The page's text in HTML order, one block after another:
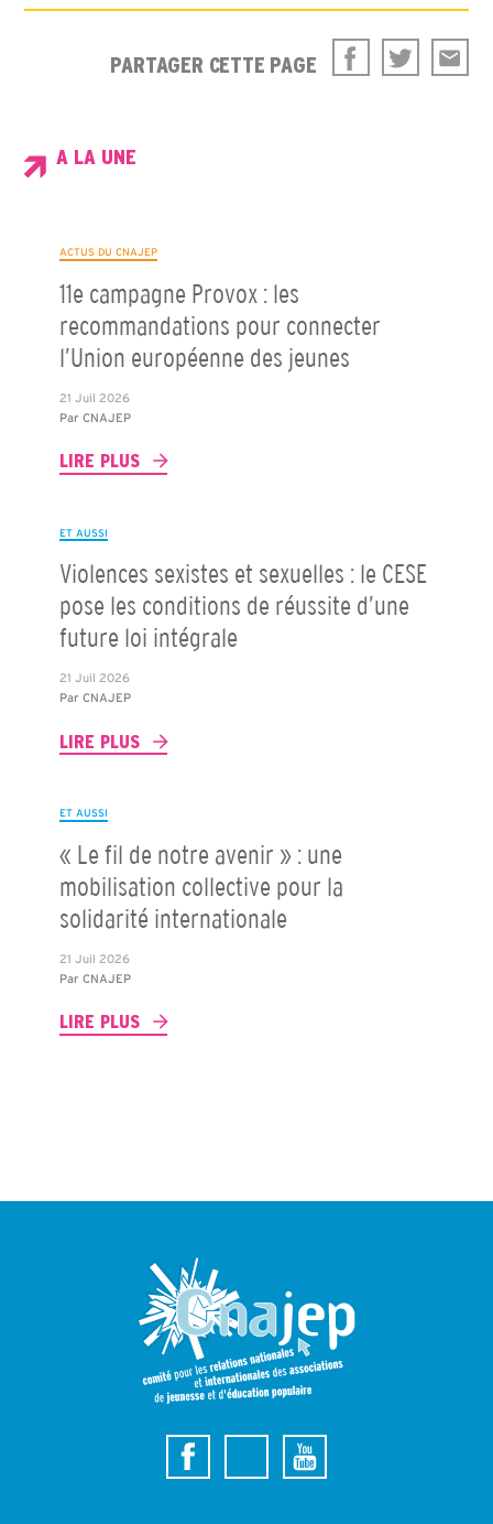
PARTAGER CETTE PAGE
A LA UNE
ACTUS DU CNAJEP
11e campagne Provox : les
recommandations pour connecter
l’Union européenne des jeunes
21 Juil 2026
Par CNAJEP
LIRE PLUS
ET AUSSI
Violences sexistes et sexuelles : le CESE
pose les conditions de réussite d’une
future loi intégrale
21 Juil 2026
Par CNAJEP
LIRE PLUS
ET AUSSI
« Le fil de notre avenir » : une
mobilisation collective pour la
solidarité internationale
21 Juil 2026
Par CNAJEP
LIRE PLUS